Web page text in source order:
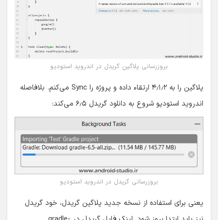
بروزرسانی پلاگین گریدل در اندروید استودیو
پلاگین را به ۴٫۱٫۲ ارتقاء داده و پروژه را Sync می‌کنم. بلافاصله
اندروید استودیو شروع به دانلود گریدل ۶٫۵ می‌کند:
بروزرسانی گریدل در اندروید استودیو
یعنی برای استفاده از نسخه جدید پلاگین گریدل، خود گریدل